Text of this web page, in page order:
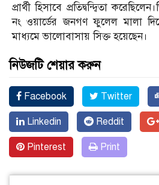
প্রার্থী হিসাবে প্রতিদ্বন্দ্বিতা
নং ওয়ার্ডের জনগণ ফুলেল মালা
মাধ্যমে ভালোবাসায় সিক্ত হয়েছেন।
নিউজটি শেয়ার করুন
Facebook Twitter
Linkedin Reddit
Pinterest Print